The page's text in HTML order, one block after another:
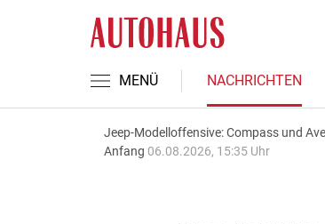
MENÜ NACHRICHTEN
Jeep-Modelloffensive: Compass und
Anfang 06.08.2026, 15:35 Uhr